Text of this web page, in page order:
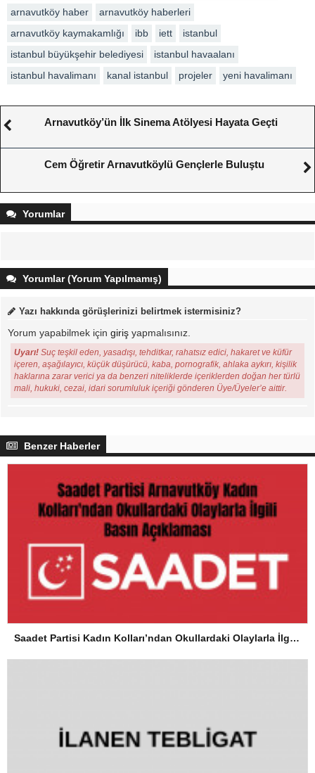
arnavutköy haber
arnavutköy haberleri
arnavutköy kaymakamlığı
ibb iett
istanbul
istanbul büyükşehir belediyesi
istanbul havaalanı
istanbul havalimanı
kanal istanbul projeler yeni havalimanı
Arnavutköy’ün İlk Sinema Atölyesi Hayata Geçti
Cem Öğretir Arnavutköylü Gençlerle Buluştu
Yorumlar
Yorumlar (Yorum Yapılmamış)
Yazı hakkında görüşlerinizi belirtmek istermisiniz?
Yorum yapabilmek için giriş yapmalısınız.
Uyarı! Suç teşkil eden, yasadışı, tehditkar, rahatsız edici, hakaret ve küfür
içeren, aşağılayıcı, küçük düşürücü, kaba, pornografik, ahlaka aykırı, kişilik
haklarına zarar verici ya da benzeri niteliklerde içeriklerden doğan her türlü
mali, hukuki, cezai, idari sorumluluk içeriği gönderen Üye/Üyeler’e aittir.
Benzer Haberler
Saadet Partisi Kadın Kolları’ndan Okullardaki Olaylarla İlgili Basın Açıklaması